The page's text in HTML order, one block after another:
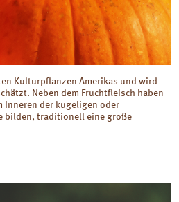
Kulturpflanzen Amerikas und wird
Neben dem Fruchtfleisch haben
Inneren der kugeligen oder
bilden, traditionell eine große